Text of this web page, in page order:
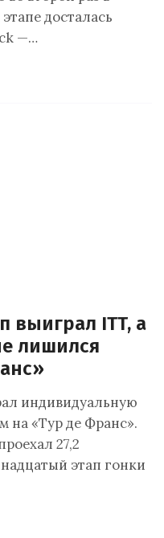
досталась
—…
ITT, а
лишился
индивидуальную
на «Тур де Франс».
27,2
этап гонки